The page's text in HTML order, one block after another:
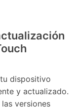
dispositivo
y actualizado.󠀲󠀩󠀠󠀥󠀦󠀩󠀧󠀠󠀳󠀰
versiones